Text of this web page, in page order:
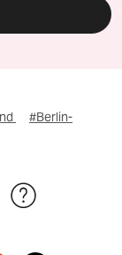
#Berlin-